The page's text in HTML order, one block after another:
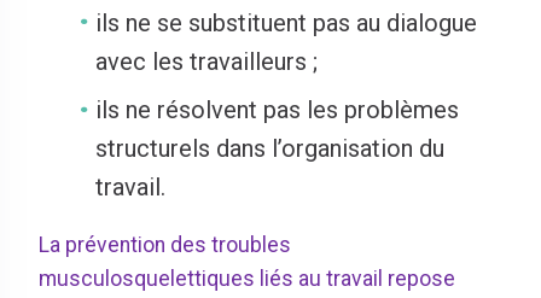
ils ne se substituent pas au dialogue
avec les travailleurs ;
ils ne résolvent pas les problèmes
structurels dans l’organisation du
travail.
La prévention des troubles
musculosquelettiques liés au travail repose